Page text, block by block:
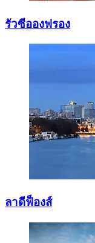
รัวซีอองฟรอง
ลาดีฟ็องส์